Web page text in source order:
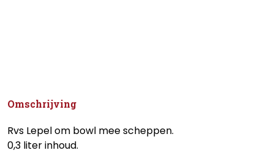
Omschrijving
Rvs Lepel om bowl mee scheppen.
0,3 liter inhoud.